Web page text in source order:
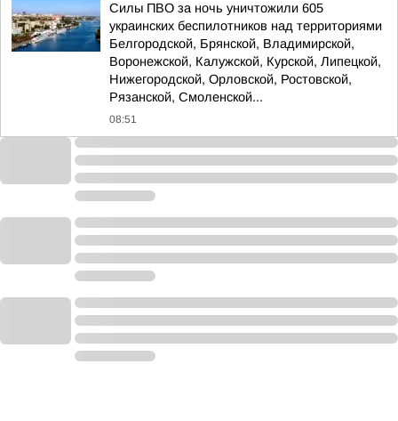
Силы ПВО за ночь уничтожили 605
украинских беспилотников над территориями
Белгородской, Брянской, Владимирской,
Воронежской, Калужской, Курской, Липецкой,
Нижегородской, Орловской, Ростовской,
Рязанской, Смоленской...
08:51